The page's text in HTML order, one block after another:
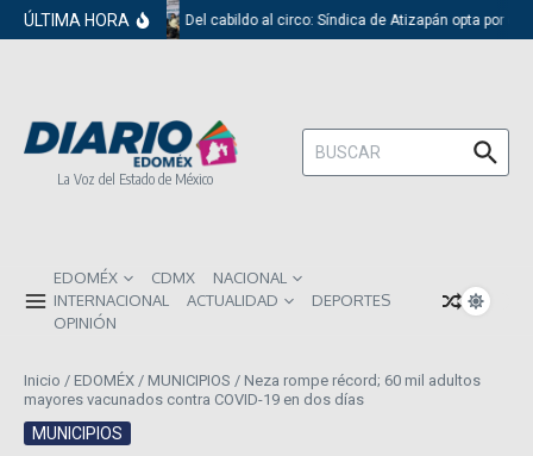
Saltar al contenido
ÚLTIMA HORA Del cabildo al circo: Síndica de Atizapán opta por el
La Voz del Estado de México
Buscar:
EDOMÉX CDMX
NACIONAL
INTERNACIONAL
ACTUALIDAD
DEPORTES
OPINIÓN
Inicio / EDOMÉX / MUNICIPIOS / Neza rompe récord; 60 mil adultos
mayores vacunados contra COVID-19 en dos días
MUNICIPIOS